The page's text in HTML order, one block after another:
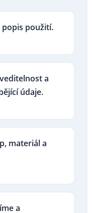
popis použití.
a
údaje.
materiál a
a